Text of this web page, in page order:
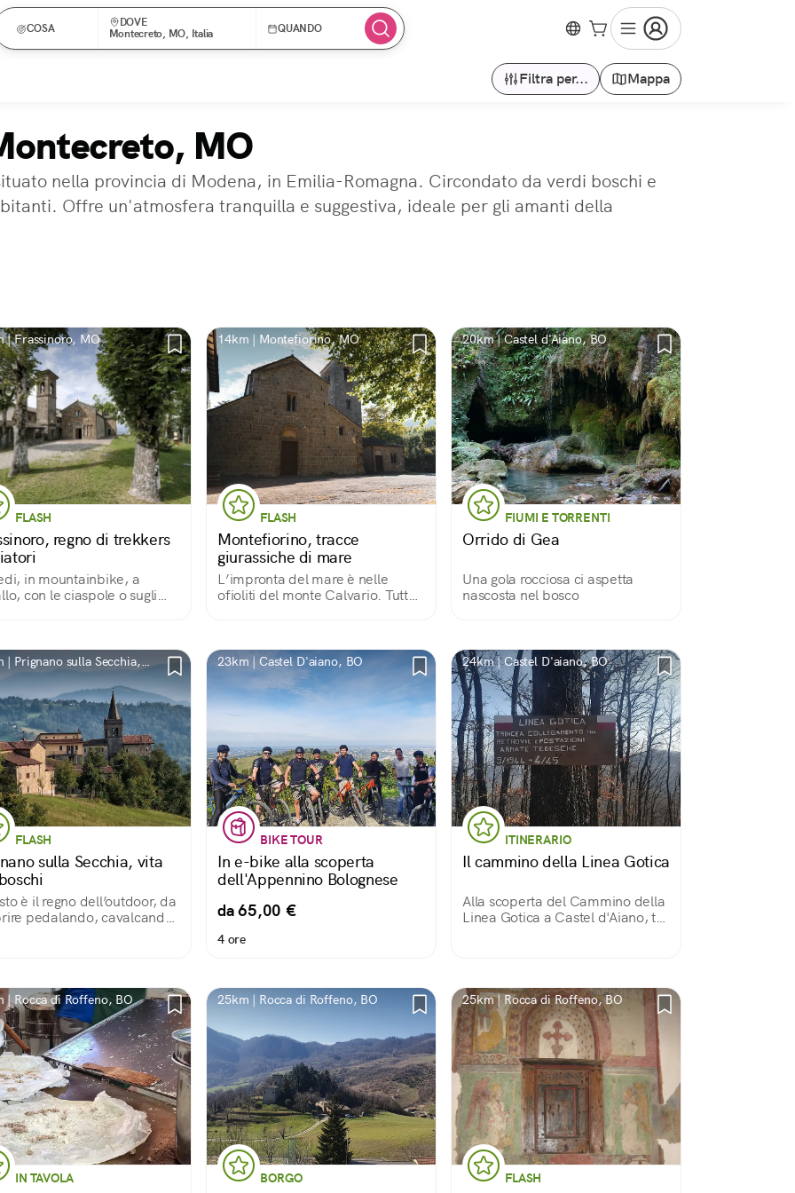
COSA
DOVE
Montecreto, MO, Italia
QUANDO
Filtra per... Mappa
MO
nella provincia di Modena, in Emilia-Romagna. Circondato da verdi boschi e
Offre un'atmosfera tranquilla e suggestiva, ideale per gli amanti della
| Frassinoro, MO
FLASH
regno di trekkers
in mountainbike, a
con le ciaspole o sugli
l’abbazia benedettina.
14km | Montefiorino, MO
FLASH
Montefiorino, tracce
giurassiche di mare
L’impronta del mare è nelle
ofioliti del monte Calvario. Tutto
Rubbiano. A vegliare su tutto, la
Rocca.
20km | Castel d'Aiano, BO
FIUMI E TORRENTI
Orrido di Gea
Una gola rocciosa ci aspetta
nascosta nel bosco
| Prignano sulla Secchia,
FLASH
sulla Secchia, vita
è il regno dell’outdoor, da
pedalando, cavalcando,
23km | Castel D'aiano, BO
BIKE TOUR
In e-bike alla scoperta
dell'Appennino Bolognese
da 65,00 €
4 ore
24km | Castel D'aiano, BO
ITINERARIO
Il cammino della Linea Gotica
Alla scoperta del Cammino della
Linea Gotica a Castel d'Aiano, tra
| Rocca di Roffeno, BO
IN TAVOLA
25km | Rocca di Roffeno, BO
BORGO
25km | Rocca di Roffeno, BO
FLASH